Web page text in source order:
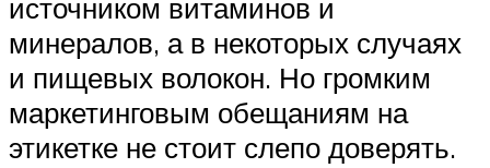
источником витаминов и
минералов, а в некоторых случаях
и пищевых волокон. Но громким
маркетинговым обещаниям на
этикетке не стоит слепо доверять.